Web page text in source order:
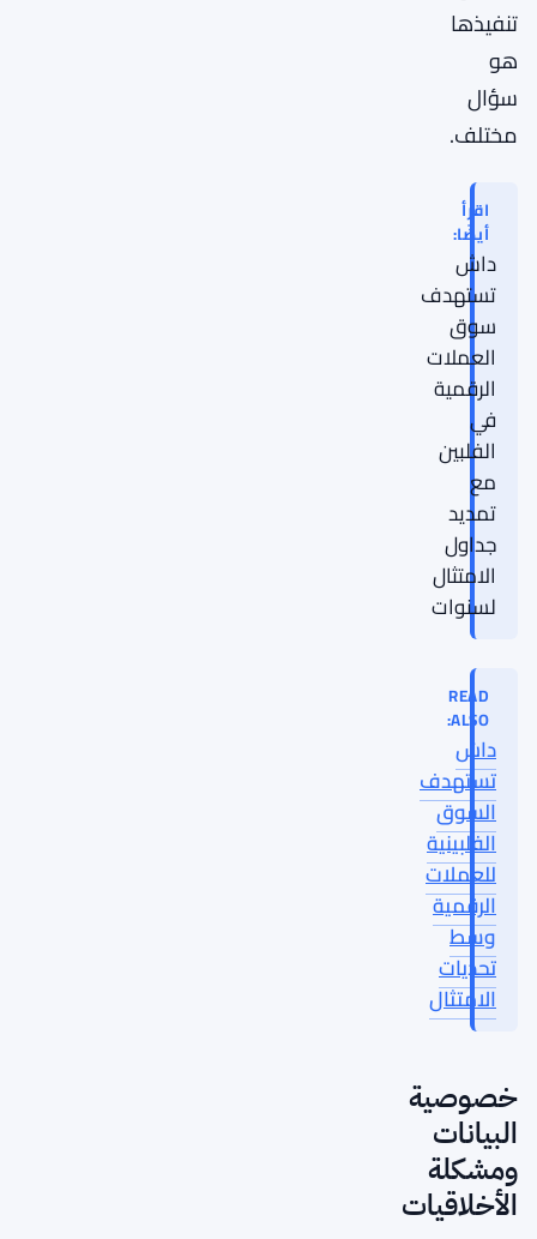
تنفيذها
هو
سؤال
مختلف.
اقرأ
أيضًا:
داش
تستهدف
سوق
العملات
الرقمية
في
الفلبين
مع
تمديد
جداول
الامتثال
لسنوات
READ
ALSO:
داش
تستهدف
السوق
الفلبينية
للعملات
الرقمية
وسط
تحديات
الامتثال
خصوصية
البيانات
ومشكلة
الأخلاقيات